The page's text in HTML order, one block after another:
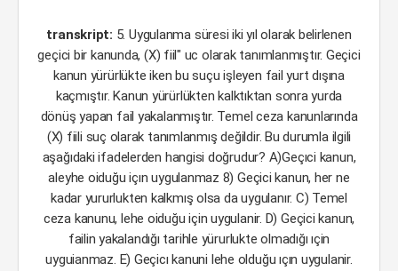
transkript: 5. Uygulanma süresi iki yıl olarak belirlenen
geçici bir kanunda, (X) fiil" uc olarak tanımlanmıştır. Geçici
kanun yürürlükte iken bu suçu işleyen fail yurt dışına
kaçmıştır. Kanun yürürlükten kalktıktan sonra yurda
dönüş yapan fail yakalanmıştır. Temel ceza kanunlarında
(X) fiili suç olarak tanımlanmış değildir. Bu durumla ilgili
aşağıdaki ifadelerden hangisi doğrudur? A)Geçıci kanun,
aleyhe oiduğu içın uygulanmaz 8) Geçici kanun, her ne
kadar yururlukten kalkmış olsa da uygulanır. C) Temel
ceza kanunu, lehe oiduğu için uygulanir. D) Geçici kanun,
failin yakalandığı tarihle yürurlukte olmadığı ıçin
uyguianmaz. E) Geçicı kanuni lehe olduğu ıçın uygulanir.